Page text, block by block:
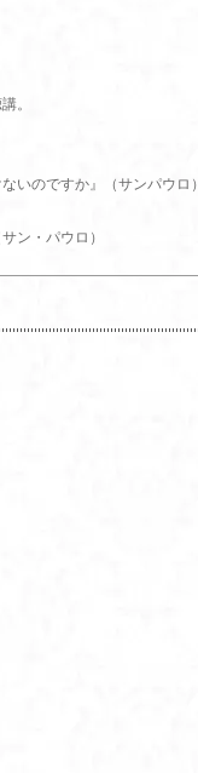
。
いのですか』（サンパウロ）
ン・パウロ）